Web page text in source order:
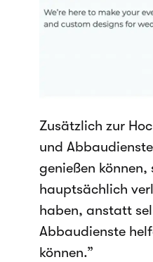
Zusätzlich zur
und
genießen
hauptsächlich
haben, anstatt
Abbaudienste
können.”